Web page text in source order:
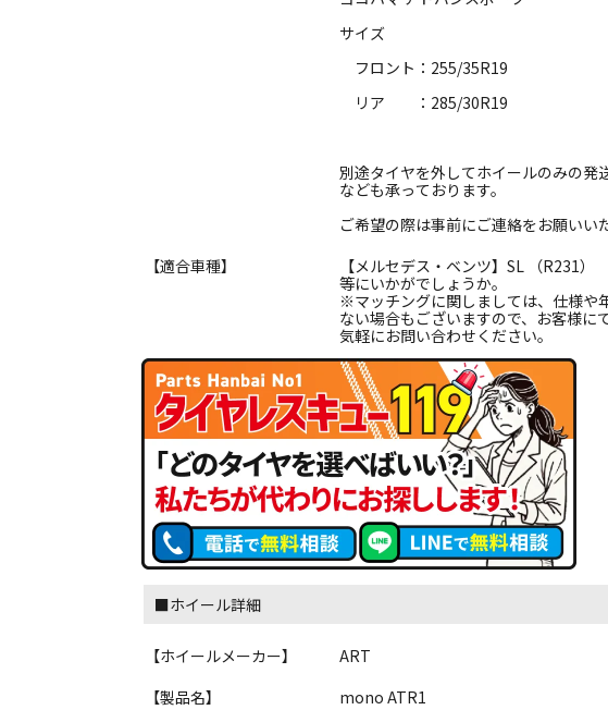
サイズ
フロント：255/35R19
リア ：285/30R19
別途タイヤを外してホイールのみの
なども承っております。
ご希望の際は事前にご連絡をお願いい
【適合車種】
【メルセデス・ベンツ】SL （R231）
等にいかがでしょうか。
※マッチングに関しましては、仕様や
ない場合もございますので、お客様
気軽にお問い合わせください。
■ホイール詳細
【ホイールメーカー】
ART
【製品名】
mono ATR1